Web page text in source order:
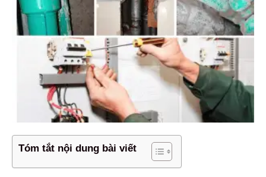
Tóm tắt nội dung bài viết